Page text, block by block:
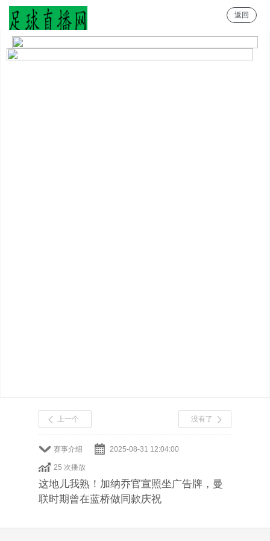
足球直播网
返回
赛事介绍 2025-08-31 12:04:00
25 次播放
上一个 没有了
这地儿我熟！加纳乔官宣照坐广告牌，曼
联时期曾在蓝桥做同款庆祝